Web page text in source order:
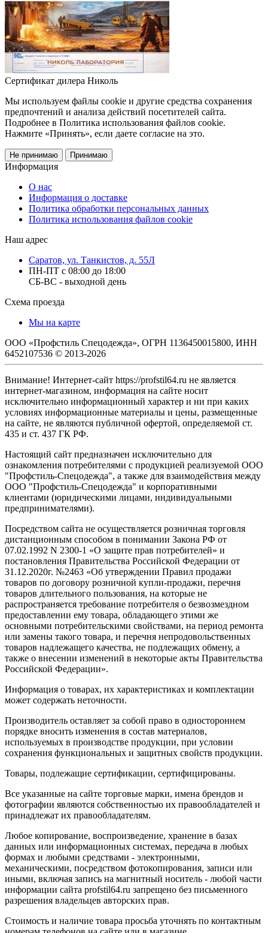
Сертификат дилера Николь
Мы используем файлы cookie и другие средства сохранения
предпочтений и анализа действий посетителей сайта.
Подробнее в Политика использования файлов cookie.
Нажмите «Принять», если даете согласие на это.
Не принимаю Принимаю
Информация
О нас
Информация о доставке
Политика обработки персональных данных
Политика использования файлов cookie
Наш адрес
Саратов, ул. Танкистов, д. 55Л
ПН-ПТ с 08:00 до 18:00
СБ-ВС - выходной день
Схема проезда
Мы на карте
ООО «Профстиль Спецодежда», ОГРН 1136450015800, ИНН
6452107536 © 2013-2026
Внимание! Интернет-сайт https://profstil64.ru не является
интернет-магазином, информация на сайте носит
исключительно информационный характер и ни при каких
условиях информационные материалы и цены, размещенные
на сайте, не являются публичной офертой, определяемой ст.
435 и ст. 437 ГК РФ.
Настоящий сайт предназначен исключительно для
ознакомления потребителями с продукцией реализуемой ООО
"Профстиль-Спецодежда", а также для взаимодействия между
ООО "Профстиль-Спецодежда" и корпоративными
клиентами (юридическими лицами, индивидуальными
предпринимателями).
Посредством сайта не осуществляется розничная торговля
дистанционным способом в понимании Закона РФ от
07.02.1992 N 2300-1 «О защите прав потребителей» и
постановления Правительства Российской Федерации от
31.12.2020г. №2463 «Об утверждении Правил продажи
товаров по договору розничной купли-продажи, перечня
товаров длительного пользования, на которые не
распространяется требование потребителя о безвозмездном
предоставлении ему товара, обладающего этими же
основными потребительскими свойствами, на период ремонта
или замены такого товара, и перечня непродовольственных
товаров надлежащего качества, не подлежащих обмену, а
также о внесении изменений в некоторые акты Правительства
Российской Федерации».
Информация о товарах, их характеристиках и комплектации
может содержать неточности.
Производитель оставляет за собой право в одностороннем
порядке вносить изменения в состав материалов,
используемых в производстве продукции, при условии
сохранения функциональных и защитных свойств продукции.
Товары, подлежащие сертификации, сертифицированы.
Все указанные на сайте торговые марки, имена брендов и
фотографии являются собственностью их правообладателей и
принадлежат их правообладателям.
Любое копирование, воспроизведение, хранение в базах
данных или информационных системах, передача в любых
формах и любыми средствами - электронными,
механическими, посредством фотокопирования, записи или
иными, включая запись на магнитный носитель - любой части
информации сайта profstil64.ru запрещено без письменного
разрешения владельцев авторских прав.
Стоимость и наличие товара просьба уточнять по контактным